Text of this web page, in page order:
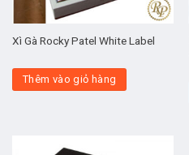
Xì Gà Rocky Patel White Label
Thêm vào giỏ hàng